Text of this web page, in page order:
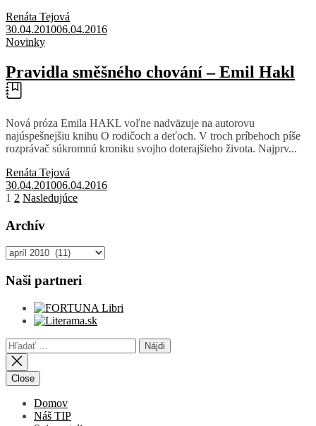
Renáta Tejová
30.04.201006.04.2016
Novinky
Pravidla směšného chování – Emil Hakl
Nová próza Emila HAKL voľne nadväzuje na autorovu
najúspešnejšiu knihu O rodičoch a deťoch. V troch príbehoch píše
rozprávač súkromnú kroniku svojho doterajšieho života. Najprv...
Renáta Tejová
30.04.201006.04.2016
Stránkovanie
príspevkov
1 2 Nasledujúce
Archív
Archív
Naši partneri
Hľadať:
Close
Domov
Náš TIP